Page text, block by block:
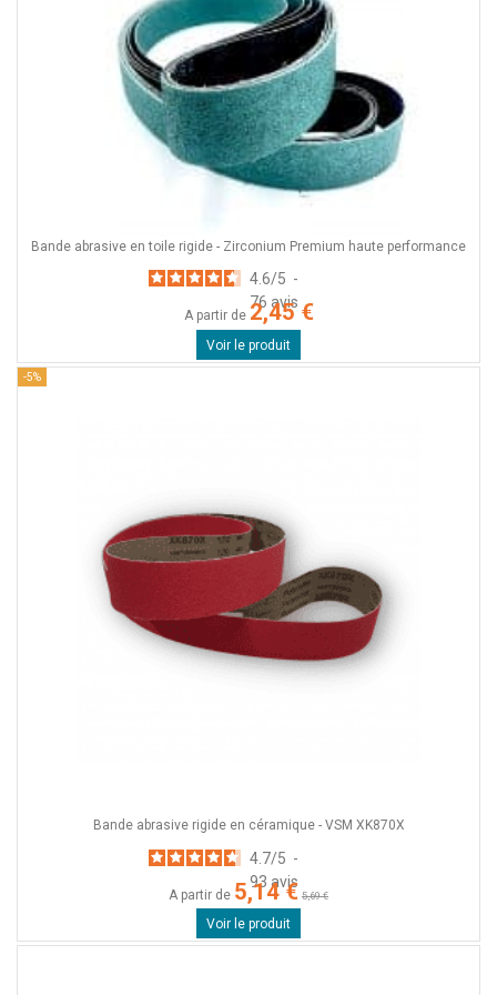
Bande abrasive en toile rigide - Zirconium Premium haute performance
4.6/5 -
76 avis
A partir de 2,45 €
Voir le produit
-5%
Bande abrasive rigide en céramique - VSM XK870X
4.7/5 -
93 avis
A partir de 5,14 € 5,69 €
Voir le produit